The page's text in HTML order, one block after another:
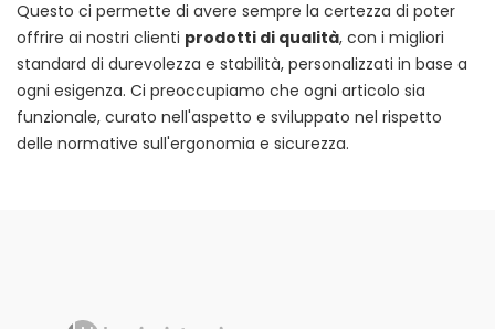
Questo ci permette di avere sempre la certezza di poter
offrire ai nostri clienti prodotti di qualità, con i migliori
standard di durevolezza e stabilità, personalizzati in base a
ogni esigenza. Ci preoccupiamo che ogni articolo sia
funzionale, curato nell'aspetto e sviluppato nel rispetto
delle normative sull'ergonomia e sicurezza.